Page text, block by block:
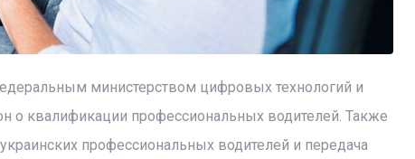
министерством цифровых технологий и
о квалификации профессиональных водителей. Также
профессиональных водителей и передача